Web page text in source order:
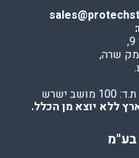
שרה,
ת.ד: 100 מושב ישרש
ללא יוצא מן הכלל.
בע"מ